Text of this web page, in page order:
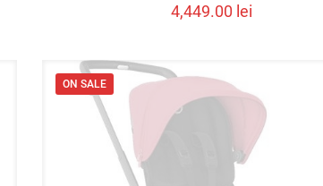
4,449.00 lei
ON SALE